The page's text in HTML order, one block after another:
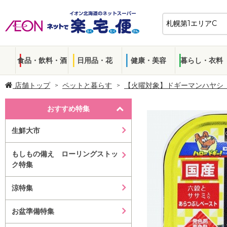
食品・飲料・酒 日用品・花 健康・美容 暮らし・衣料
店舗トップ ペットと暮らす 【火曜対象】ドギーマンハ
おすすめ特集
生鮮大市
もしもの備え ローリングストッ
ク特集
涼特集
お盆準備特集